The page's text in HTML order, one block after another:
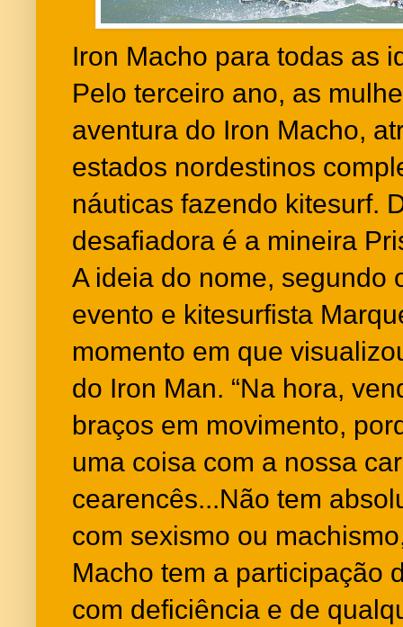
Iron Macho para todas as
Pelo terceiro ano, as
aventura do Iron Macho,
estados nordestinos
náuticas fazendo kitesurf.
desafiadora é a mineira
A ideia do nome, segundo
evento e kitesurfista
momento em que
do Iron Man. “Na hora,
braços em movimento,
uma coisa com a nossa
cearencês...Não tem
com sexismo ou
Macho tem a participação
com deficiência e de